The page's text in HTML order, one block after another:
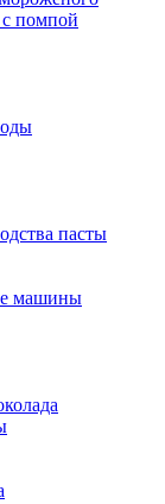
помпой
пасты
машины